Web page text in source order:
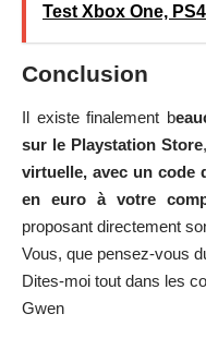
Test Xbox One, PS4
Conclusion
Il existe finalement b
sur le Playstation Store
virtuelle, avec un code
en euro à votre
proposant directement
Vous, que pensez-vous
Dites-moi tout dans les
Gwen